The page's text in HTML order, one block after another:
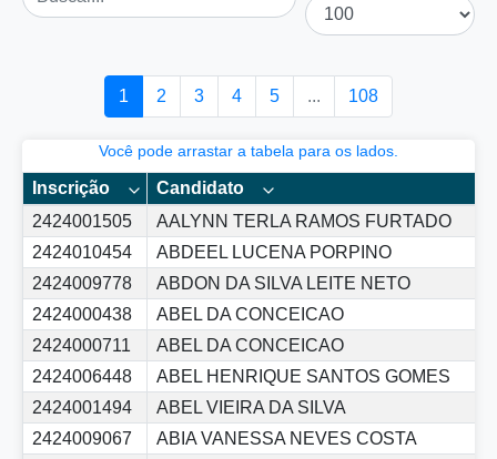
1 2 3 4 5 ... 108
Você pode arrastar a tabela para os lados.
Inscrição
Candidato
2424001505
AALYNN TERLA RAMOS FURTADO
2424010454
ABDEEL LUCENA PORPINO
2424009778
ABDON DA SILVA LEITE NETO
2424000438
ABEL DA CONCEICAO
2424000711
ABEL DA CONCEICAO
2424006448
ABEL HENRIQUE SANTOS GOMES
2424001494
ABEL VIEIRA DA SILVA
2424009067
ABIA VANESSA NEVES COSTA